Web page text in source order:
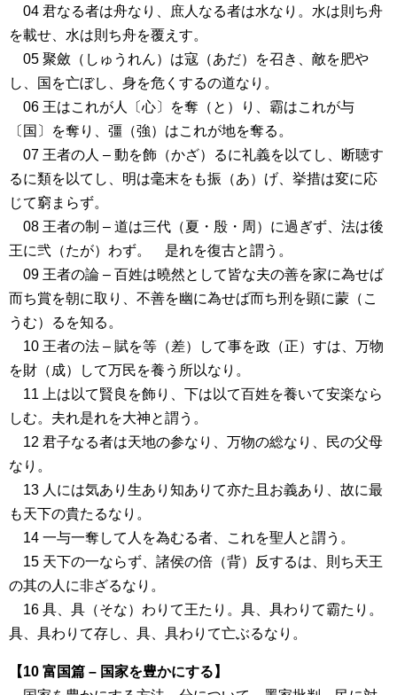
04 君なる者は舟なり、庶人なる者は水なり。水は則ち舟
を載せ、水は則ち舟を覆えす。
05 聚斂（しゅうれん）は寇（あだ）を召き、敵を肥や
し、国を亡ぼし、身を危くするの道なり。
06 王はこれが人〔心〕を奪（と）り、霸はこれが与
〔国〕を奪り、彊（強）はこれが地を奪る。
07 王者の人 – 動を飾（かざ）るに礼義を以てし、断聴す
るに類を以てし、明は毫末をも振（あ）げ、挙措は変に応
じて窮まらず。
08 王者の制 – 道は三代（夏・殷・周）に過ぎず、法は後
王に弐（たが）わず。 是れを復古と謂う。
09 王者の論 – 百姓は曉然として皆な夫の善を家に為せば
而ち賞を朝に取り、不善を幽に為せば而ち刑を顕に蒙（こ
うむ）るを知る。
10 王者の法 – 賦を等（差）して事を政（正）すは、万物
を財（成）して万民を養う所以なり。
11 上は以て賢良を飾り、下は以て百姓を養いて安楽なら
しむ。夫れ是れを大神と謂う。
12 君子なる者は天地の参なり、万物の総なり、民の父母
なり。
13 人には気あり生あり知ありて亦た且お義あり、故に最
も天下の貴たるなり。
14 一与一奪して人を為むる者、これを聖人と謂う。
15 天下の一ならず、諸侯の倍（背）反するは、則ち天王
の其の人に非ざるなり。
16 具、具（そな）わりて王たり。具、具わりて霸たり。
具、具わりて存し、具、具わりて亡ぶるなり。
【10 富国篇 – 国家を豊かにする】